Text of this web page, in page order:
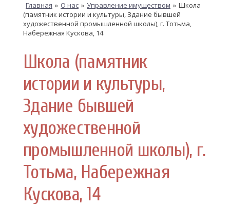
Главная » О нас » Управление имуществом » Школа
(памятник истории и культуры, Здание бывшей
художественной промышленной школы), г. Тотьма,
Набережная Кускова, 14
Школа (памятник
истории и культуры,
Здание бывшей
художественной
промышленной школы), г.
Тотьма, Набережная
Кускова, 14